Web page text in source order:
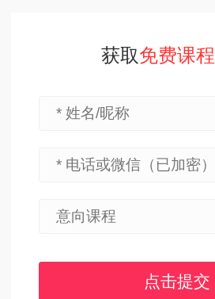
获取免费课程